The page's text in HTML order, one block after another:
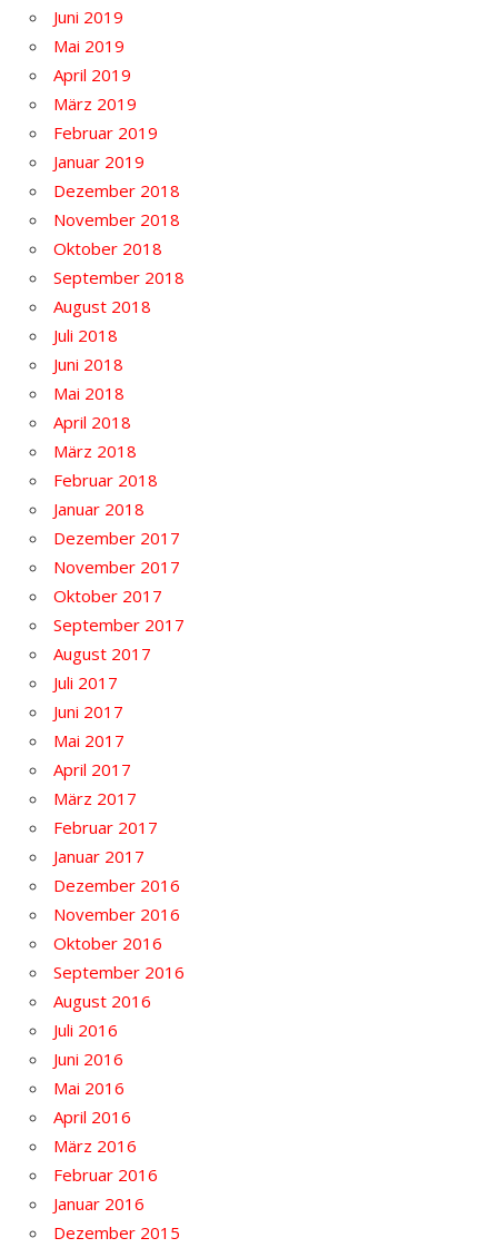
Juni 2019
Mai 2019
April 2019
März 2019
Februar 2019
Januar 2019
Dezember 2018
November 2018
Oktober 2018
September 2018
August 2018
Juli 2018
Juni 2018
Mai 2018
April 2018
März 2018
Februar 2018
Januar 2018
Dezember 2017
November 2017
Oktober 2017
September 2017
August 2017
Juli 2017
Juni 2017
Mai 2017
April 2017
März 2017
Februar 2017
Januar 2017
Dezember 2016
November 2016
Oktober 2016
September 2016
August 2016
Juli 2016
Juni 2016
Mai 2016
April 2016
März 2016
Februar 2016
Januar 2016
Dezember 2015